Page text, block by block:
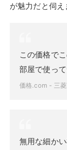
が魅力だと伺え
この価格で
部屋で使っ
価格.com - 三
無用な細か